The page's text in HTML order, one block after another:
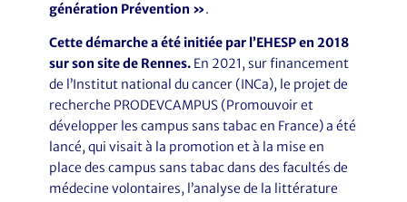
génération Prévention ».
Cette démarche a été initiée par l’EHESP en 2018
sur son site de Rennes. En 2021, sur financement
de l’Institut national du cancer (INCa), le projet de
recherche PRODEVCAMPUS (Promouvoir et
développer les campus sans tabac en France) a été
lancé, qui visait à la promotion et à la mise en
place des campus sans tabac dans des facultés de
médecine volontaires, l’analyse de la littérature